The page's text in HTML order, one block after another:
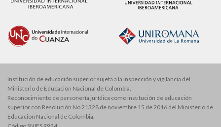
Institución de educación superior sujeta a la inspección y vigilancia del
Ministerio de Educación Nacional de Colombia.
Reconocimiento de personería jurídica como institución de educación
superior con Resolución No 21328 de noviembre 15 de 2016 del Ministerio de
Educación Nacional de Colombia.